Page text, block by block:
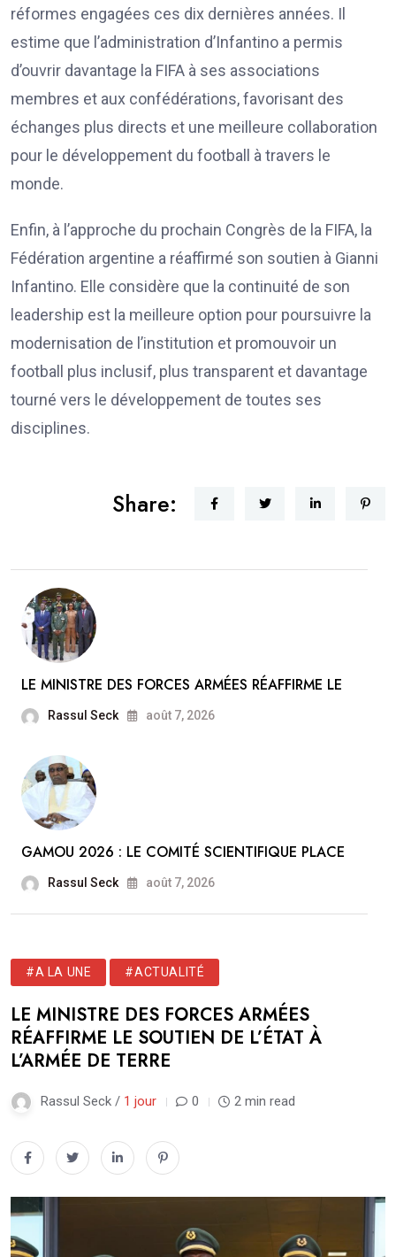
réformes engagées ces dix dernières années. Il
estime que l’administration d’Infantino a permis
d’ouvrir davantage la FIFA à ses associations
membres et aux confédérations, favorisant des
échanges plus directs et une meilleure collaboration
pour le développement du football à travers le
monde.
Enfin, à l’approche du prochain Congrès de la FIFA, la
Fédération argentine a réaffirmé son soutien à Gianni
Infantino. Elle considère que la continuité de son
leadership est la meilleure option pour poursuivre la
modernisation de l’institution et promouvoir un
football plus inclusif, plus transparent et davantage
tourné vers le développement de toutes ses
disciplines.
Share:
LE MINISTRE DES FORCES ARMÉES RÉAFFIRME LE
Rassul Seck août 7, 2026
GAMOU 2026 : LE COMITÉ SCIENTIFIQUE PLACE
Rassul Seck août 7, 2026
#A LA UNE #ACTUALITÉ
LE MINISTRE DES FORCES ARMÉES
RÉAFFIRME LE SOUTIEN DE L’ÉTAT À
L’ARMÉE DE TERRE
Rassul Seck / 1 jour 0 2 min read